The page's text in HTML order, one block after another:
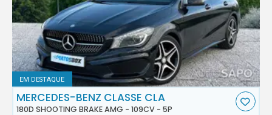
EM DESTAQUE
MERCEDES-BENZ CLASSE CLA
180D SHOOTING BRAKE AMG - 109CV - 5P